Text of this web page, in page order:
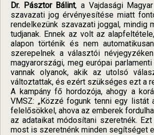
Dr. Pásztor Bálint, a Vajdasági
szavazati jog érvényesítése miatt
rendelkezünk szavazati joggal, mindig
tudjanak. Ennek az volt az
alapon történik és nem
szerepelnek a választói
magyarországi, meg európai
vannak olyanok, akik az utolsó
változtattak, és ezért szükséges ezt a
A kampány fő hordozója, ahogy a
VMSZ: „Közzé fogunk tenni egy listát
felelősökkel, ahova az emberek
az adataikat módosítani szeretnék.
most is szeretnénk minden segítséget